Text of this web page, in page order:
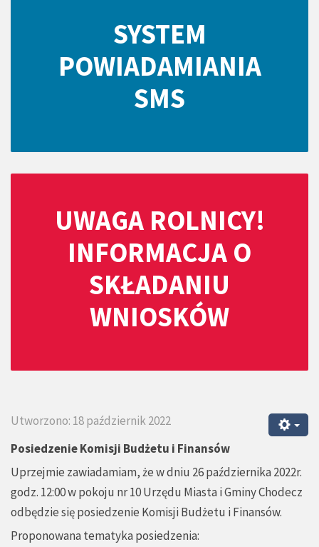
SYSTEM
POWIADAMIANIA
SMS
UWAGA ROLNICY!
INFORMACJA O
SKŁADANIU
WNIOSKÓW
Utworzono: 18 październik 2022
Posiedzenie Komisji Budżetu i Finansów
Uprzejmie zawiadamiam, że w dniu 26 października 2022r.
godz. 12:00 w pokoju nr 10 Urzędu Miasta i Gminy Chodecz
odbędzie się posiedzenie Komisji Budżetu i Finansów.
Proponowana tematyka posiedzenia: